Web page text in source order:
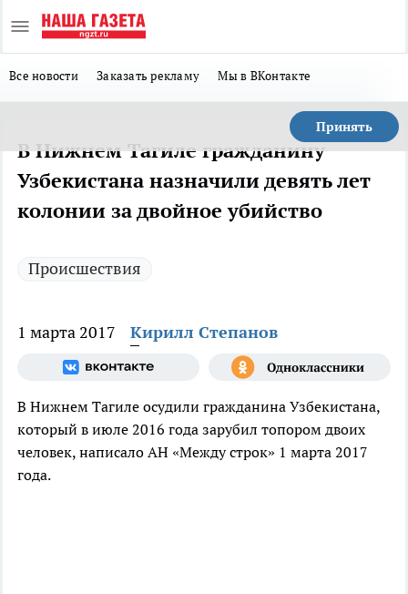
Все новости Заказать рекламу Мы в ВКонтакте
Принять
В Нижнем Тагиле гражданину
Узбекистана назначили девять лет
колонии за двойное убийство
Происшествия
1 марта 2017 Кирилл Степанов
В Нижнем Тагиле осудили гражданина Узбекистана,
который в июле 2016 года зарубил топором двоих
человек, написало АН «Между строк» 1 марта 2017
года.